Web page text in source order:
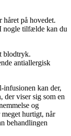
på hovedet.
nogle tilfælde kan du
blodtryk.
antiallergisk
infusionen kan der,
der viser sig som en
og
hurtigt, når
behandlingen